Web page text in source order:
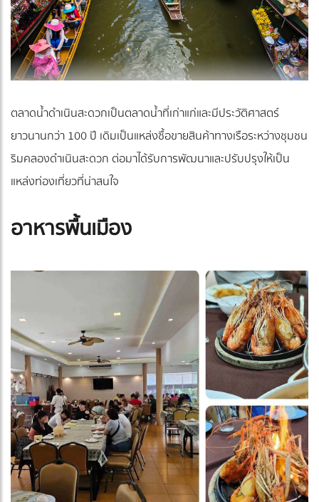
ตลาดน้ำดำเนินสะดวกเป็นตลาดน้ำที่เก่าแก่และมีประวัติศาสตร์
ยาวนานกว่า 100 ปี เดิมเป็นแหล่งซื้อขายสินค้าทางเรือระหว่างชุมชน
ริมคลองดำเนินสะดวก ต่อมาได้รับการพัฒนาและปรับปรุงให้เป็น
แหล่งท่องเที่ยวที่น่าสนใจ
อาหารพื้นเมือง